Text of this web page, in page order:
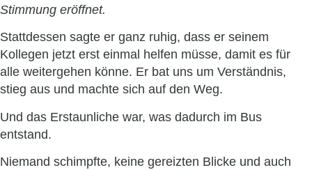
Stimmung eröffnet.
Stattdessen sagte er ganz ruhig, dass er seinem
Kollegen jetzt erst einmal helfen müsse, damit es für
alle weitergehen könne. Er bat uns um Verständnis,
stieg aus und machte sich auf den Weg.
Und das Erstaunliche war, was dadurch im Bus
entstand.
Niemand schimpfte, keine gereizten Blicke und auch